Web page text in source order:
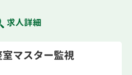
求人詳細
マスター監視